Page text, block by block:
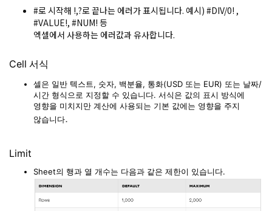
#로 시작해 !,?로 끝나는 에러가 표시됩니다. 예시) #DIV/0! ,
#VALUE!, #NUM! 등
엑셀에서 사용하는 에러값과 유사합니다.
Cell 서식
셀은 일반 텍스트, 숫자, 백분율, 통화(USD 또는 EUR) 또는 날짜/
시간 형식으로 지정할 수 있습니다. 서식은 값의 표시 방식에
영향을 미치지만 계산에 사용되는 기본 값에는 영향을 주지
않습니다.
Limit
Sheet의 행과 열 개수는 다음과 같은 제한이 있습니다.